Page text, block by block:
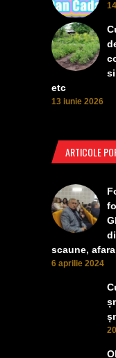
etc
13 iunie 2026
ARTICOLE
scaune, afara
6 aprilie 2024